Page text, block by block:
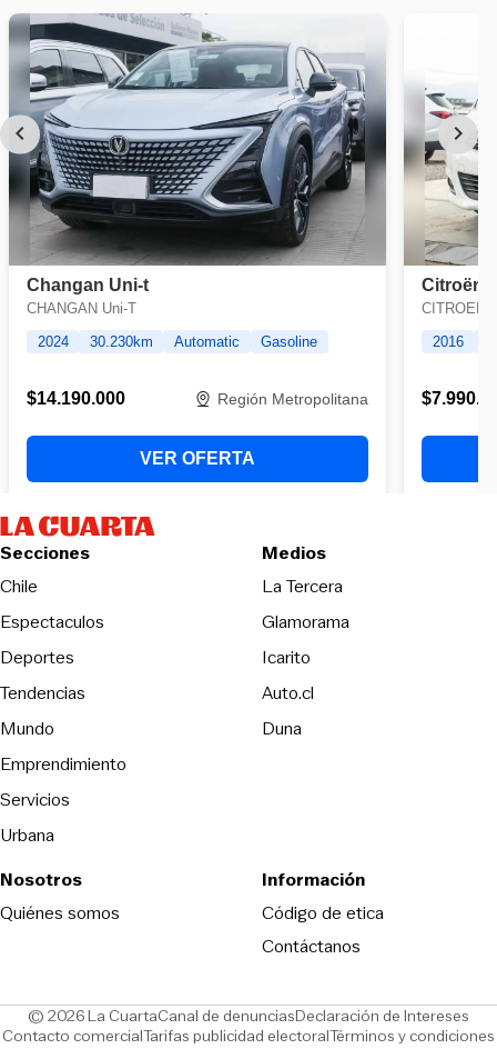
Secciones
Chile
Espectaculos
Deportes
Tendencias
Mundo
Emprendimiento
Servicios
Urbana
Medios
La TerceraOpens in new
Glamorama
Icarito
Auto.cl
DunaOpens in new window
Nosotros
Quiénes somos
Información
Código de eticaOpens in new
Contáctanos
© 2026 La CuartaCanal de denunciasOpens in new window
Declaración de Intereses
Contacto comercialOpens in new window
Tarifas publicidad electoralOpens in new window
Términos y condiciones